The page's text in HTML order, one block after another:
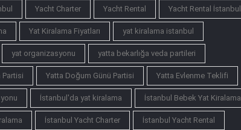
Yacht Charter Yacht Rental Yacht Rental İstanbul
Yat Kiralama Fiyatları yat kiralama istanbul
yat organizasyonu yatta bekarlığa veda partileri
Partisi Yatta Doğum Günü Partisi Yatta Evlenme Teklifi
İstanbul'da yat kiralama İstanbul Bebek Yat Kiralama
İstanbul Yacht Charter İstanbul Yacht Rental